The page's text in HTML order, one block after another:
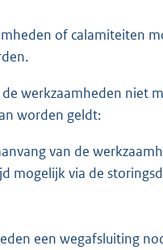
of calamiteiten
werkzaamheden niet
worden geldt:
van de
mogelijk via de
een wegafsluiting